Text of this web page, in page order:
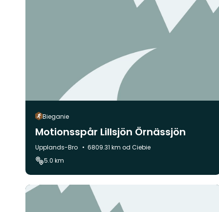
Bieganie
Motionsspår Lillsjön Örnässjön
Gmina:
Upplands-Bro
6809.31 km od Ciebie
5.0 km